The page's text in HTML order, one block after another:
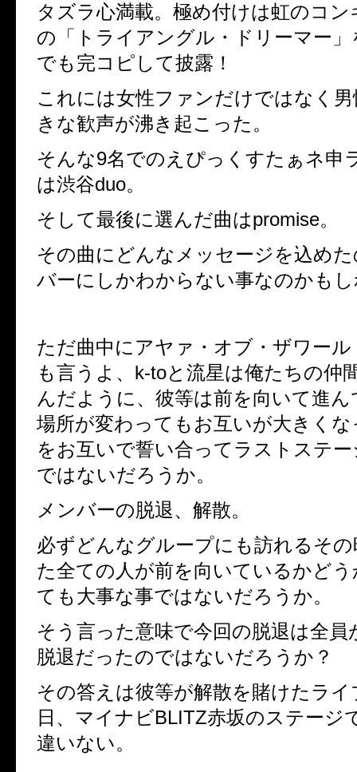
タズラ心満載。極め付けは虹のコ
の「トライアングル・ドリーマー
でも完コピして披露！
これには女性ファンだけではなく
きな歓声が沸き起こった。
そんな9名でのえぴっくすたぁネ申
は渋谷duo。
そして最後に選んだ曲はpromise。
その曲にどんなメッセージを込め
バーにしかわからない事なのかも
ただ曲中にアヤァ・オブ・ザワー
も言うよ、 k-toと流星は俺たちの仲
んだように、彼等は前を向いて進
場所が変わってもお互いが大きく
をお互いで誓い合ってラストステ
ではないだろうか。
メンバーの脱退、解散。
必ずどんなグループにも訪れるそ
た全ての人が前を向いているかど
ても大事な事ではないだろうか。
そう言った意味で今回の脱退は全員
脱退だったのではないだろうか？
その答えは彼等が解散を賭けたライ
日、マイナビBLITZ赤坂のステージ
違いない。